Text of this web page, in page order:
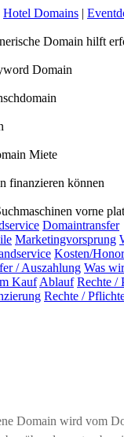
Hotel Domains |
Domain hilft
Domain
Miete
finanzieren können
vorne
Domaintransfer
Marketingvorsprung
Kosten/
/ Auszahlung Was
Kauf Ablauf Rechte /
Rechte /
Domain wird vom